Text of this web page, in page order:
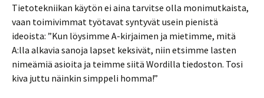
Tietotekniikan käytön ei aina tarvitse olla monimutkaista,
vaan toimivimmat työtavat syntyvät usein pienistä
ideoista: ”Kun löysimme A-kirjaimen ja mietimme, mitä
A:lla alkavia sanoja lapset keksivät, niin etsimme lasten
nimeämiä asioita ja teimme siitä Wordilla tiedoston. Tosi
kiva juttu näinkin simppeli homma!”